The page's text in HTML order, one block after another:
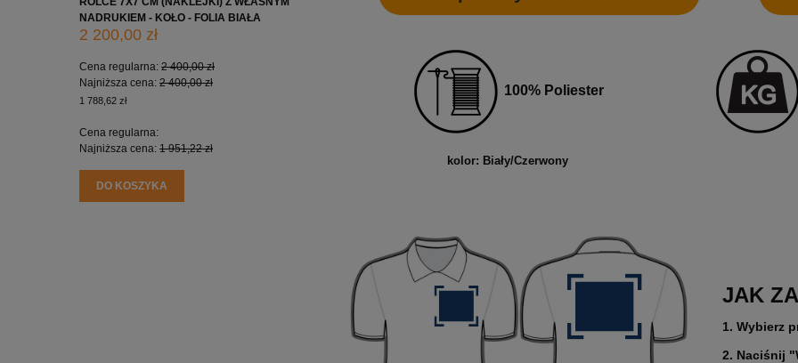
NADRUKIEM - KOŁO - FOLIA BIAŁA
2 200,00 zł
Cena regularna: 2 400,00 zł
Najniższa cena: 2 400,00 zł
1 788,62 zł
Cena regularna:
Najniższa cena: 1 951,22 zł
DO KOSZYKA
NADRUKIEM - KOŁO - FOLIA BIAŁA
Cena regularna:1 850,00 zł
Najniższa cena:
1 850,00 zł
NADRUKIEM - KWADRAT - FOLIA
2 400,00 zł
2 400,00 zł
100% Poliester
kolor: Biały/Czerwony
JAK
1. Wybierz
2. Naciśnij